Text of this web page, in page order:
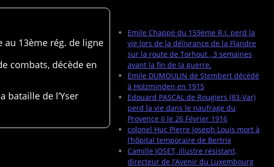
Emile Chappé du 159ème R.I. perd la
vie lors de la délivrance de la Flandre
sur la route de Torhout , 3 semaines
avant la fin de la guerre.
Emile DUMOULIN de Stembert décédé
à Holzminden en 1915
Edouard PASCAL de Rougiers (83-Var)
perd la vie dans le naufrage du
Provence II le 26 Février 1916
colonel Huc Pierre Joseph Louis mort à
l’hôpital temporaire de Bertrix
Camille JOSET, illustre résistant,
directeur de l’Avenir du Luxembourg
au 13ème rég. de ligne
combats, décède en
bataille de l’Yser